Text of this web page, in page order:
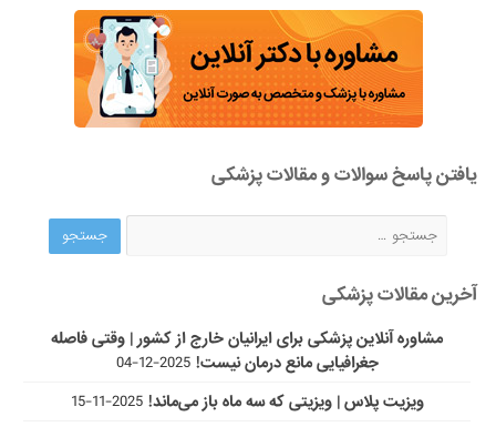
یافتن پاسخ سوالات و مقالات پزشکی
آخرین مقالات پزشکی
مشاوره آنلاین پزشکی برای ایرانیان خارج از کشور | وقتی فاصله
جغرافیایی مانع درمان نیست! 2025-12-04
ویزیت پلاس | ویزیتی که سه ماه باز می‌ماند! 2025-11-15